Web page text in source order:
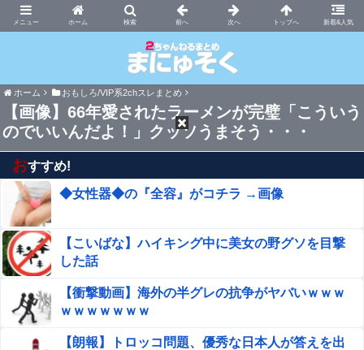
ホーム 新着&人気
まにゅそく 2chまとめニュース速報VIP
ホーム おもしろ/VIP系2chスレまとめ
【画像】66年愛されたラーメンが完璧「こういう
のでいいんだよ！」クッソうまそう・・・
おすすめ!
◆女性器◆の『全容』がコチラ →画像
【こいばな】ハイキング中に美女の野グソを目撃
した話
【衝撃動画】海外の半グレの抗争がヤバいｗｗｗ
ｗｗｗｗｗｗｗ
【朗報】トロッコ問題、優秀な日本人が答えを出